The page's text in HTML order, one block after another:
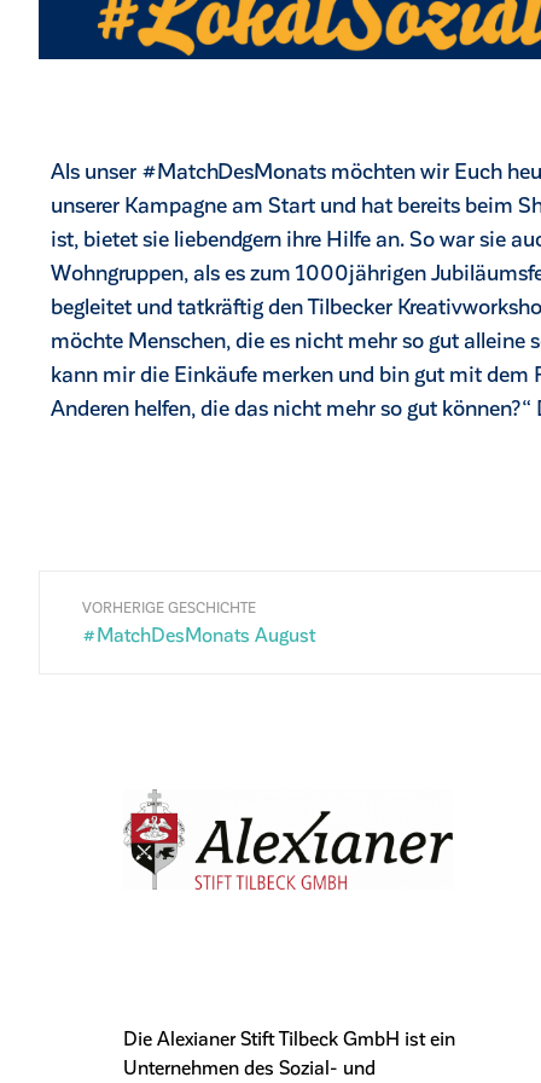
Als unser #MatchDesMonats möchten wir Euch
unserer Kampagne am Start und hat bereits beim
ist, bietet sie liebendgern ihre Hilfe an. So war sie
Wohngruppen, als es zum 1000jährigen
begleitet und tatkräftig den Tilbecker
möchte Menschen, die es nicht mehr so gut alleine
kann mir die Einkäufe merken und bin gut mit dem
Anderen helfen, die das nicht mehr so gut
VORHERIGE GESCHICHTE
#MatchDesMonats August
Die Alexianer Stift Tilbeck GmbH ist ein
Unternehmen des Sozial- und